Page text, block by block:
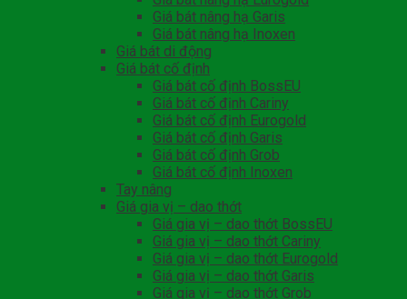
Giá bát nâng hạ Garis
Giá bát nâng hạ Inoxen
Giá bát di động
Giá bát cố định
Giá bát cố định BossEU
Giá bát cố định Cariny
Giá bát cố định Eurogold
Giá bát cố định Garis
Giá bát cố định Grob
Giá bát cố định Inoxen
Tay nâng
Giá gia vị – dao thớt
Giá gia vị – dao thớt BossEU
Giá gia vị – dao thớt Cariny
Giá gia vị – dao thớt Eurogold
Giá gia vị – dao thớt Garis
Giá gia vị – dao thớt Grob